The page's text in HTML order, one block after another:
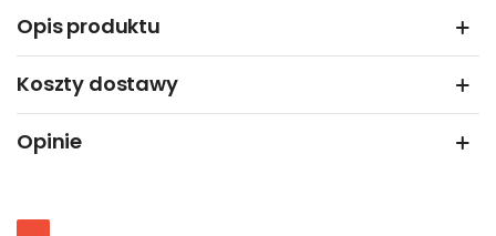
Opis produktu
Koszty dostawy
Opinie